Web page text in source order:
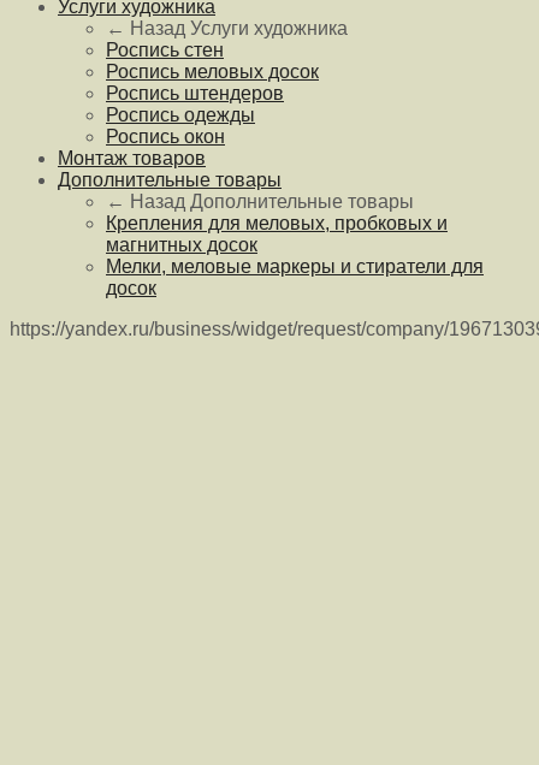
Услуги художника
← Назад Услуги художника
Роспись стен
Роспись меловых досок
Роспись штендеров
Роспись одежды
Роспись окон
Монтаж товаров
Дополнительные товары
← Назад Дополнительные товары
Крепления для меловых, пробковых и
магнитных досок
Мелки, меловые маркеры и стиратели для
досок
https://yandex.ru/business/widget/request/company/